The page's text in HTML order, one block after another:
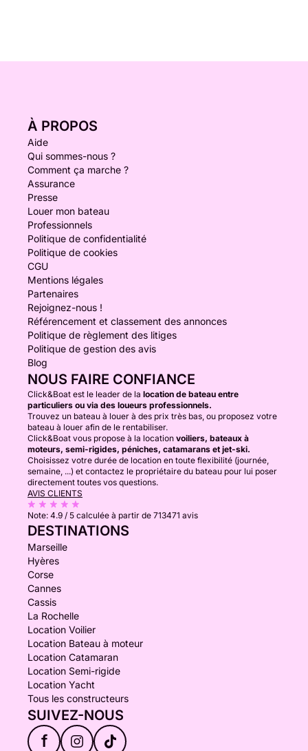
À PROPOS
Aide
Qui sommes-nous ?
Comment ça marche ?
Assurance
Presse
Louer mon bateau
Professionnels
Politique de confidentialité
Politique de cookies
CGU
Mentions légales
Partenaires
Rejoignez-nous !
Référencement et classement des annonces
Politique de règlement des litiges
Politique de gestion des avis
Blog
NOUS FAIRE CONFIANCE
Click&Boat est le leader de la location de bateau entre
particuliers ou via des loueurs professionnels.
Trouvez un bateau à louer à des prix très bas, ou proposez votre
bateau à louer afin de le rentabiliser.
Click&Boat vous propose à la location voiliers, bateaux à
moteurs, semi-rigides, péniches, catamarans et jet-ski.
Choisissez votre durée de location en toute flexibilité (journée,
semaine, ...) et contactez le propriétaire du bateau pour lui poser
directement toutes vos questions.
AVIS CLIENTS
Note: 4.9 / 5 calculée à partir de 713471 avis
DESTINATIONS
Marseille
Hyères
Corse
Cannes
Cassis
La Rochelle
Location Voilier
Location Bateau à moteur
Location Catamaran
Location Semi-rigide
Location Yacht
Tous les constructeurs
SUIVEZ-NOUS
f